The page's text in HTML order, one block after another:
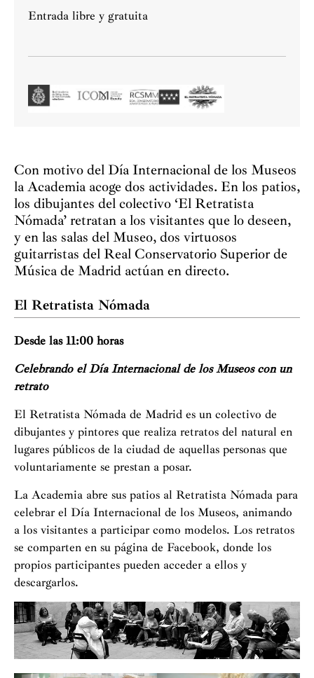
Entrada libre y gratuita
Con motivo del Día Internacional de los Museos
la Academia acoge dos actividades. En los patios,
los dibujantes del colectivo ‘El Retratista
Nómada’ retratan a los visitantes que lo deseen,
y en las salas del Museo, dos virtuosos
guitarristas del Real Conservatorio Superior de
Música de Madrid actúan en directo.
El Retratista Nómada
Desde las 11:00 horas
Celebrando el Día Internacional de los Museos con un
retrato
El Retratista Nómada de Madrid es un colectivo de
dibujantes y pintores que realiza retratos del natural en
lugares públicos de la ciudad de aquellas personas que
voluntariamente se prestan a posar.
La Academia abre sus patios al Retratista Nómada para
celebrar el Día Internacional de los Museos, animando
a los visitantes a participar como modelos. Los retratos
se comparten en su página de Facebook, donde los
propios participantes pueden acceder a ellos y
descargarlos.